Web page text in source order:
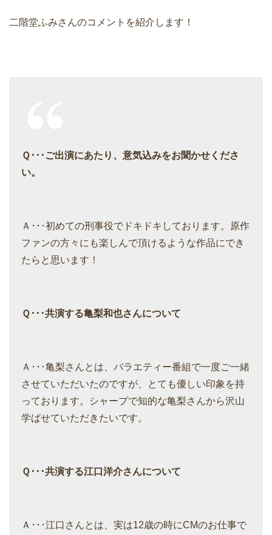
二階堂ふみさんのコメントを紹介します！
Ｑ･･･ご出演にあたり、意気込みをお聞かせくださ
い。
Ａ･･･初めての刑事役でドキドキしております。原作
ファンの方々にも楽しんで頂けるような作品にでき
たらと思います！
Ｑ･･･共演する亀梨和也さんについて
Ａ･･･亀梨さんとは、バラエティー番組で一度ご一緒
させていただいたのですが、とても優しい印象を持
っております。シャープで知的な亀梨さんから沢山
学ばせていただきたいです。
Ｑ･･･共演する江口洋介さんについて
Ａ･･･江口さんとは、実は12歳の時にCMのお仕事で